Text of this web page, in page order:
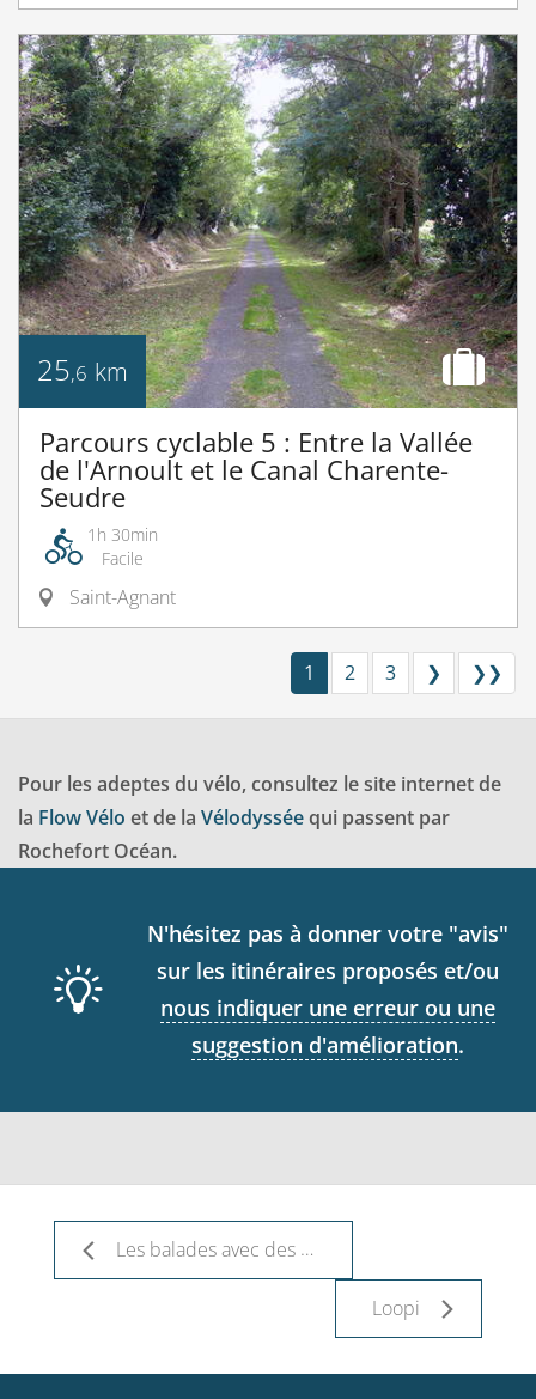
25,6 km
Parcours cyclable 5 : Entre la Vallée
de l'Arnoult et le Canal Charente-
Seudre
1h 30min
Facile
Saint-Agnant
1 2 3 ❯ ❯❯
Pour les adeptes du vélo, consultez le site internet de
la Flow Vélo et de la Vélodysséequi passent par
Rochefort Océan.
N'hésitez pas à donner votre "avis"
sur les itinéraires proposés et/ou
nous indiquer une erreur ou une
suggestion d'amélioration.
Les balades avec des habitants
Loopi